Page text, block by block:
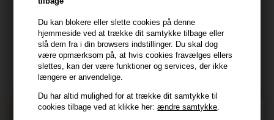
Du kan blokere eller slette cookies på denne
hjemmeside ved at trække dit samtykke tilbage eller
slå dem fra i din browsers indstillinger. Du skal dog
være opmærksom på, at hvis cookies fravælges ellers
slettes, kan der være funktioner og services, der ikke
længere er anvendelige.
Du har altid mulighed for at trække dit samtykke til
cookies tilbage ved at klikke her:ændre samtykke
Modtag tilbud mm
Tilmeld dig nyhedsbrev - du kan altid afmelde det igen.